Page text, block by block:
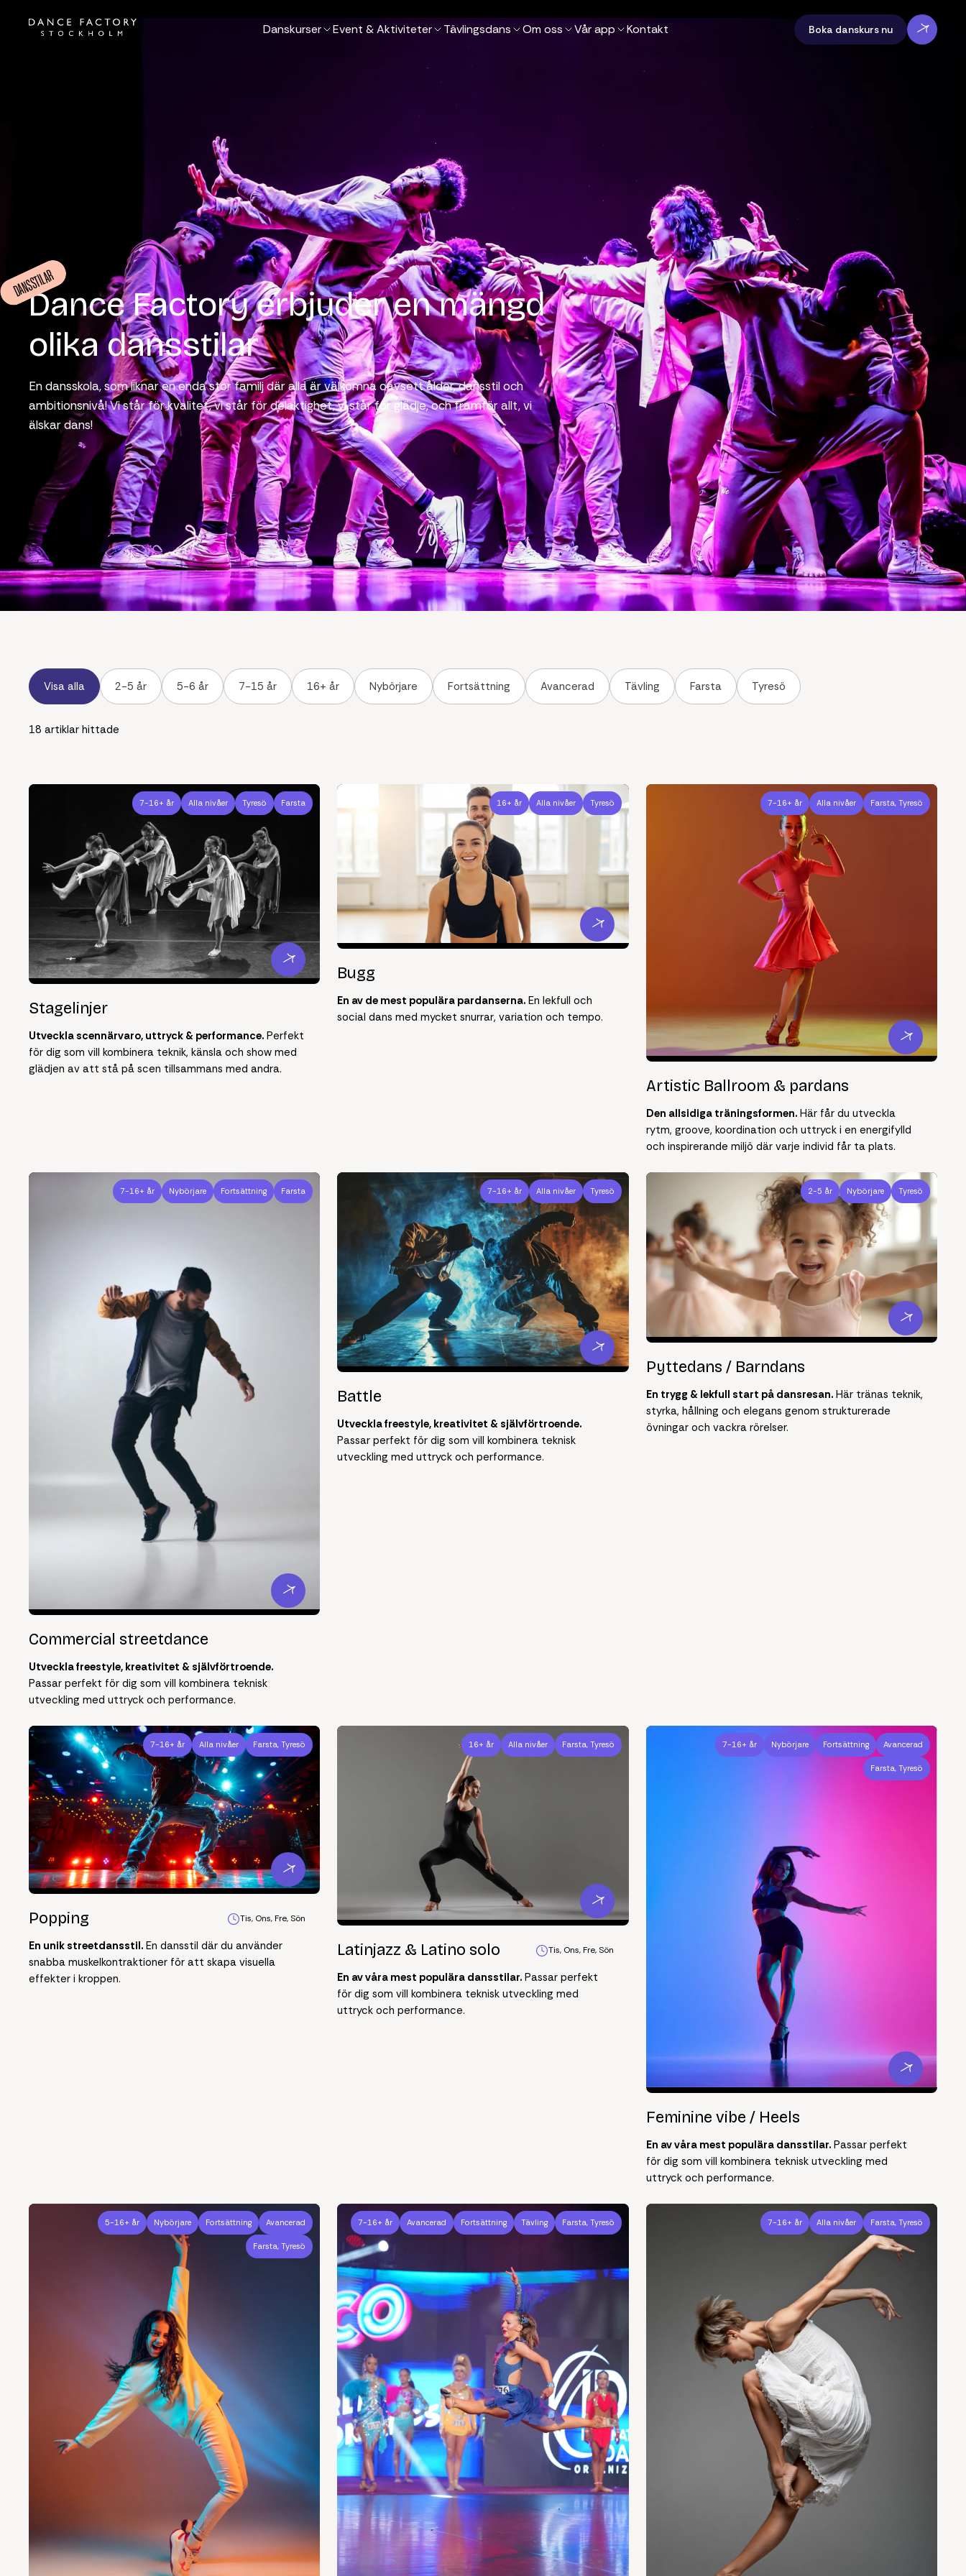
Danskurser Event & Aktiviteter Tävlingsdans Om oss Vår app Kontakt Boka danskurs nu
DANSSTILAR
Dance Factory erbjuder en mängd
olika dansstilar
En dansskola, som liknar en enda stor familj där alla är välkomna oavsett ålder, dansstil och
ambitionsnivå! Vi står för kvalitet, vi står för delaktighet, vi står för glädje, och framför allt, vi
älskar dans!
Visa alla 2-5 år 5-6 år 7-15 år 16+ år Nybörjare Fortsättning Avancerad Tävling Farsta Tyresö
18 artiklar hittade
7-16+ år Alla nivåer Tyresö Farsta
Stagelinjer
Utveckla scennärvaro, uttryck & performance. Perfekt
för dig som vill kombinera teknik, känsla och show med
glädjen av att stå på scen tillsammans med andra.
16+ år Alla nivåer Tyresö
Bugg
En av de mest populära pardanserna. En lekfull och
social dans med mycket snurrar, variation och tempo.
7-16+ år Alla nivåer Farsta, Tyresö
Artistic Ballroom & pardans
Den allsidiga träningsformen.Här får du utveckla
rytm, groove, koordination och uttryck i en energifylld
och inspirerande miljö där varje individ får ta plats.
7-16+ år Nybörjare Fortsättning Farsta
Commercial streetdance
Utveckla freestyle, kreativitet & självförtroende.
Passar perfekt för dig som vill kombinera teknisk
utveckling med uttryck och performance.
7-16+ år Alla nivåer Tyresö
Battle
Utveckla freestyle, kreativitet & självförtroende.
Passar perfekt för dig som vill kombinera teknisk
utveckling med uttryck och performance.
2-5 år Nybörjare Tyresö
Pyttedans / Barndans
En trygg & lekfull start på dansresan.Här tränas teknik,
styrka, hållning och elegans genom strukturerade
övningar och vackra rörelser.
7-16+ år Alla nivåer Farsta, Tyresö
Popping Tis, Ons, Fre, Sön
En unik streetdansstil. En dansstil där du använder
snabba muskelkontraktioner för att skapa visuella
effekter i kroppen.
16+ år Alla nivåer Farsta, Tyresö
Latinjazz & Latino solo Tis, Ons, Fre, Sön
En av våra mest populära dansstilar. Passar perfekt
för dig som vill kombinera teknisk utveckling med
uttryck och performance.
7-16+ år Nybörjare Fortsättning Avancerad
Farsta, Tyresö
Feminine vibe / Heels
En av våra mest populära dansstilar.Passar perfekt
för dig som vill kombinera teknisk utveckling med
uttryck och performance.
5-16+ år Nybörjare Fortsättning Avancerad
Farsta, Tyresö
7-16+ år Avancerad Fortsättning Tävling Farsta, Tyresö 7-16+ år Alla nivåer Farsta, Tyresö